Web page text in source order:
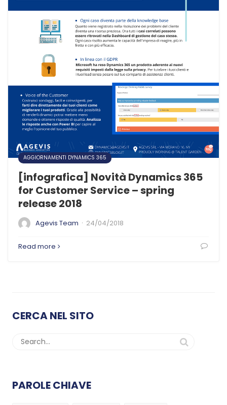
AGGIORNAMENTI DYNAMICS 365
[infografica] Novità Dynamics 365
for Customer Service – spring
release 2018
Agevis Team · 24/04/2018
Read more
CERCA NEL SITO
PAROLE CHIAVE